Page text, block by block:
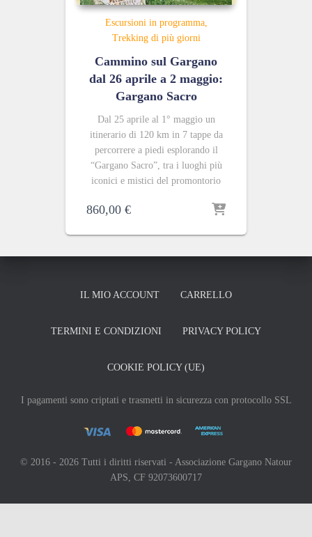
Escursioni in programma
Trekking di più giorni
Cammino sul Gargano
dal 26 aprile a 2 maggio:
Gargano Sacro
Dal 25 aprile al 1° maggio un
itinerario di 120 km in 7 tappe da
percorrere a piedi esplorando il
“Gargano Sacro”, tra i luoghi più
iconici e mistici del promontorio
860,00 €
IL MIO ACCOUNT CARRELLO
TERMINI E CONDIZIONI PRIVACY POLICY
COOKIE POLICY (UE)
I pagamenti sono criptati e trasmetti in sicurezza con protocollo SSL
© 2016 - 2026 Tutti i diritti riservati - Associazione Gargano Natour
APS, CF 92073600717